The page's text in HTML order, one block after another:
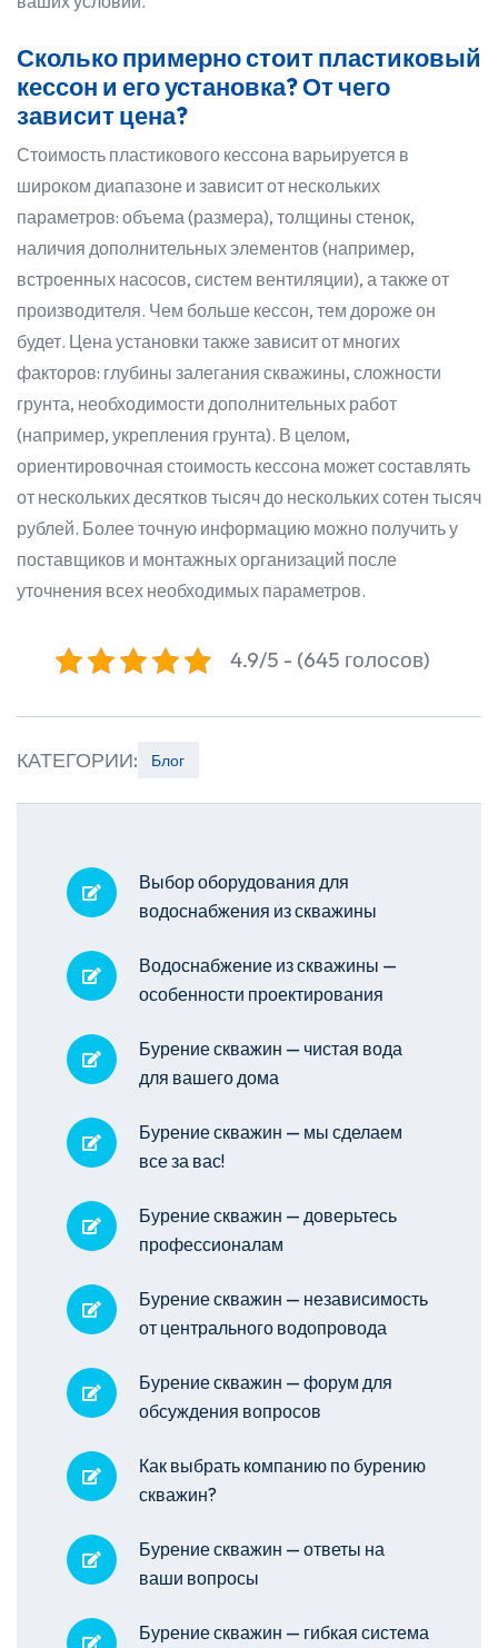
Сколько примерно стоит пластиковый
кессон и его установка? От чего
зависит цена?
Стоимость пластикового кессона варьируется в
широком диапазоне и зависит от нескольких
параметров: объема (размера), толщины стенок,
наличия дополнительных элементов (например,
встроенных насосов, систем вентиляции), а также от
производителя. Чем больше кессон, тем дороже он
будет. Цена установки также зависит от многих
факторов: глубины залегания скважины, сложности
грунта, необходимости дополнительных работ
(например, укрепления грунта). В целом,
ориентировочная стоимость кессона может составлять
от нескольких десятков тысяч до нескольких сотен тысяч
рублей. Более точную информацию можно получить у
поставщиков и монтажных организаций после
уточнения всех необходимых параметров.
4.9/5 - (645 голосов)
КАТЕГОРИИ: Блог
Выбор оборудования для
водоснабжения из скважины
Водоснабжение из скважины —
особенности проектирования
Бурение скважин — чистая вода
для вашего дома
Бурение скважин — мы сделаем
все за вас!
Бурение скважин — доверьтесь
профессионалам
Бурение скважин — независимость
от центрального водопровода
Бурение скважин — форум для
обсуждения вопросов
Как выбрать компанию по бурению
скважин?
Бурение скважин — ответы на
ваши вопросы
Бурение скважин — гибкая система